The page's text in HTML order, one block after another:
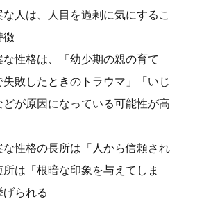
人は、人目を過剰に気にするこ
徴
な性格は、「幼少期の親の育て
敗したときのトラウマ」「いじ
が原因になっている可能性が高
な性格の長所は「人から信頼され
は「根暗な印象を与えてしま
げられる